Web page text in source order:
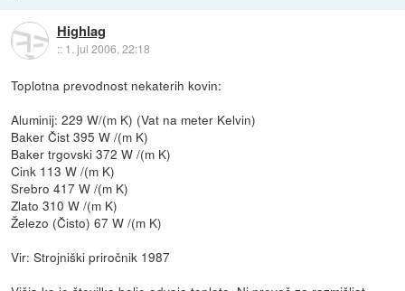
Highlag
:: 1. jul 2006, 22:18
Toplotna prevodnost nekaterih kovin:
Aluminij: 229 W/(m K) (Vat na meter Kelvin)
Baker Čist 395 W /(m K)
Baker trgovski 372 W /(m K)
Cink 113 W /(m K)
Srebro 417 W /(m K)
Zlato 310 W /(m K)
Železo (Čisto) 67 W /(m K)
Vir: Strojniški priročnik 1987